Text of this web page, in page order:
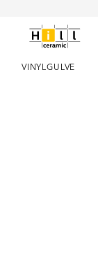
VINYLGULVE